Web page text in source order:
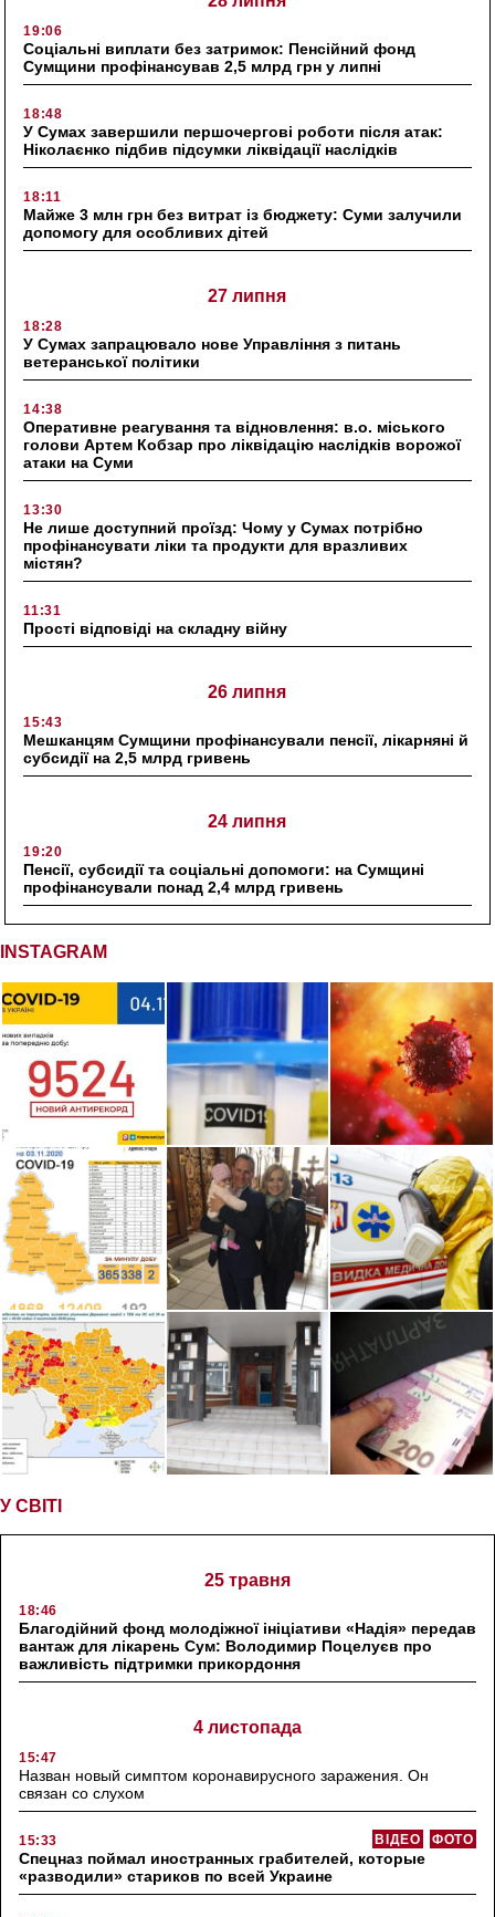
19:06
Соціальні виплати без затримок: Пенсійний фонд
Сумщини профінансував 2,5 млрд грн у липні
18:48
У Сумах завершили першочергові роботи після атак:
Ніколаєнко підбив підсумки ліквідації наслідків
18:11
Майже 3 млн грн без витрат із бюджету: Суми залучили
допомогу для особливих дітей
27 липня
18:28
У Сумах запрацювало нове Управління з питань
ветеранської політики
14:38
Оперативне реагування та відновлення: в.о. міського
голови Артем Кобзар про ліквідацію наслідків ворожої
атаки на Суми
13:30
Не лише доступний проїзд: Чому у Сумах потрібно
профінансувати ліки та продукти для вразливих
містян?
11:31
Прості відповіді на складну війну
26 липня
15:43
Мешканцям Сумщини профінансували пенсії, лікарняні й
субсидії на 2,5 млрд гривень
24 липня
19:20
Пенсії, субсидії та соціальні допомоги: на Сумщині
профінансували понад 2,4 млрд гривень
INSTAGRAM
У СВІТІ
25 травня
18:46
Благодійний фонд молодіжної ініціативи «Надія» передав
вантаж для лікарень Сум: Володимир Поцелуєв про
важливість підтримки прикордоння
4 листопада
15:47
Назван новый симптом коронавирусного заражения. Он
связан со слухом
15:33 ФОТО
ВІДЕО
Спецназ поймал иностранных грабителей, которые
«разводили» стариков по всей Украине